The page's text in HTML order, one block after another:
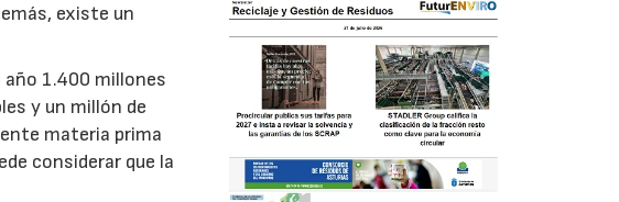
existe un
año 1.400 millones
y un millón de
materia prima
considerar que la